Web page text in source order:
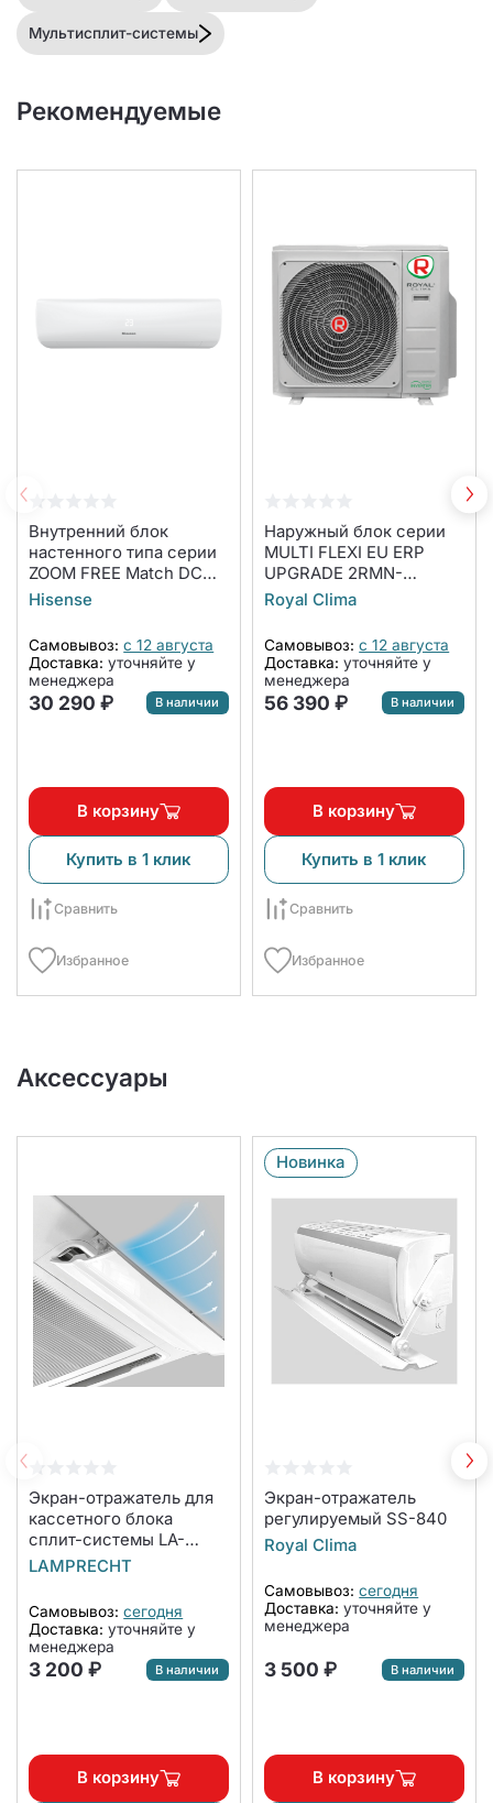
Мультисплит-системы
Рекомендуемые
Внутренний блок
настенного типа серии
ZOOM FREE Match DC
Inverter R32 AMS-
Hisense
Самовывоз: с 12 августа
Доставка: уточняйте у
менеджера
30 290 ₽ В наличии
В корзину
Купить в 1 клик
Сравнить
Избранное
Наружный блок серии
MULTI FLEXI EU ERP
UPGRADE 2RMN-
14HN/OUT
Royal Clima
Самовывоз: с 12 августа
Доставка: уточняйте у
менеджера
56 390 ₽ В наличии
В корзину
Купить в 1 клик
Сравнить
Избранное
Аксессуары
Экран-отражатель для
кассетного блока
сплит-системы LA-
NW600-CA
LAMPRECHT
Самовывоз: сегодня
Доставка: уточняйте у
менеджера
3 200 ₽ В наличии
В корзину
Новинка
Экран-отражатель
регулируемый SS-840
Royal Clima
Самовывоз: сегодня
Доставка: уточняйте у
менеджера
3 500 ₽ В наличии
В корзину